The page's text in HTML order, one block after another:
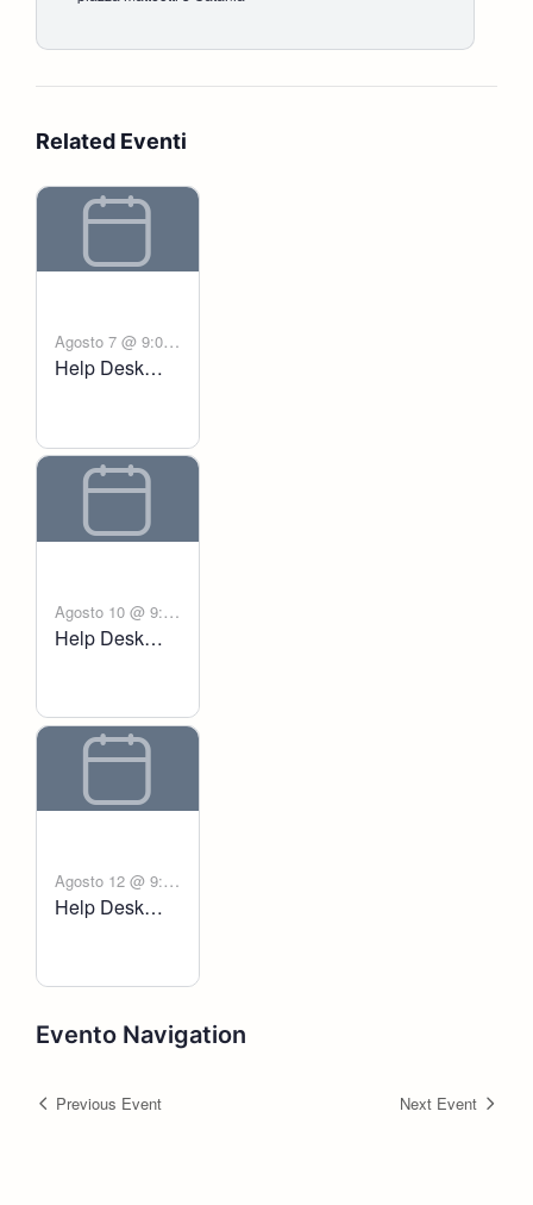
Related Eventi
Agosto 7 @ 9:00
am - 6:00 pm
Help Desk
Agosto 10 @ 9:00
am - 6:00 pm
Help Desk
Agosto 12 @ 9:00
am - 6:00 pm
Help Desk
Evento Navigation
Previous Event Next Event